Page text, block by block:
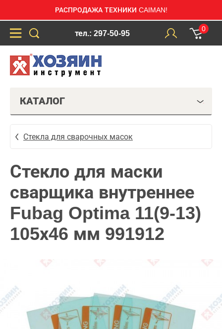
РАСПРОДАЖА ТЕХНИКИ CAIMAN!
тел.: 297-50-95
0
КАТАЛОГ
Стекла для сварочных масок
Стекло для маски
сварщика внутреннее
Fubag Optima 11(9-13)
105х46 мм 991912